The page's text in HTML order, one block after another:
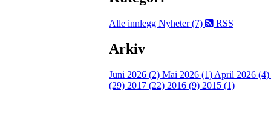
Alle innlegg Nyheter (7) RSS
Arkiv
Juni 2026 (2) Mai 2026 (1) April 2026 (4)
(29) 2017 (22) 2016 (9) 2015 (1)